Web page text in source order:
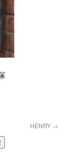
HENRY →